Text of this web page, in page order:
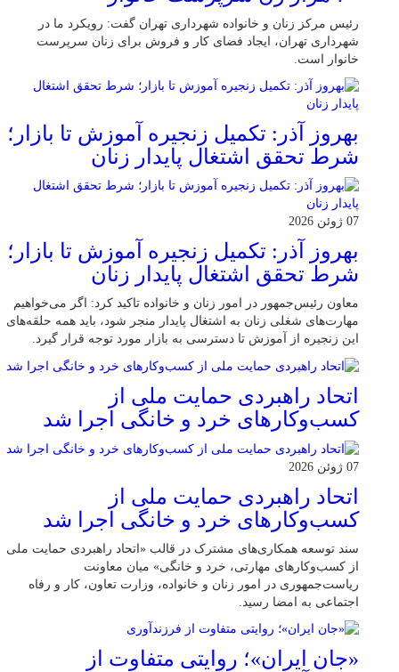
رئیس مرکز زنان و خانواده شهرداری تهران گفت: رویکرد ما در
شهرداری تهران، ایجاد فضای کار و فروش برای زنان سرپرست
خانوار است.
بهروز آذر: تکمیل زنجیره آموزش تا بازار؛
شرط تحقق اشتغال پایدار زنان
07 ژوئن 2026
بهروز آذر: تکمیل زنجیره آموزش تا بازار؛
شرط تحقق اشتغال پایدار زنان
معاون رئیس‌جمهور در امور زنان و خانواده تاکید کرد: اگر می‌خواهیم
مهارت‌های شغلی زنان به اشتغال پایدار منجر شود، باید همه حلقه‌های
این زنجیره از آموزش تا دسترسی به بازار مورد توجه قرار گیرد.
اتحاد راهبردی حمایت ملی از
کسب‌وکارهای خرد و خانگی اجرا شد
07 ژوئن 2026
اتحاد راهبردی حمایت ملی از
کسب‌وکارهای خرد و خانگی اجرا شد
سند توسعه همکاری‌های مشترک در قالب «اتحاد راهبردی حمایت ملی
از کسب‌وکارهای مهارتی، خرد و خانگی» میان معاونت
ریاست‌جمهوری در امور زنان و خانواده، وزارت تعاون، کار و رفاه
اجتماعی به امضا رسید.
«جان ایران»؛ روایتی متفاوت از